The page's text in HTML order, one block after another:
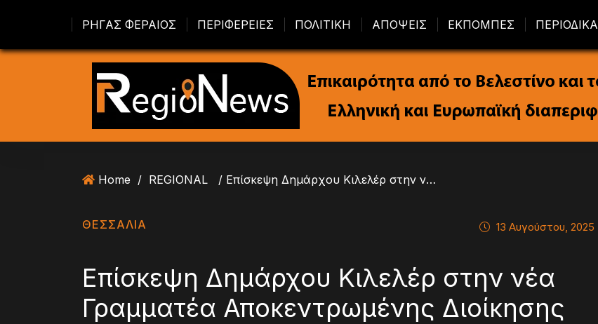
ΡΗΓΑΣ ΦΕΡΑΙΟΣ ΠΕΡΙΦΕΡΕΙΕΣ ΠΟΛΙΤΙΚΗ ΑΠΟΨΕΙΣ ΕΚΠΟΜΠΕΣ ΠΕΡΙΟΔΙΚΑ
Home / REGIONAL / Επίσκεψη Δημάρχου Κιλελέρ στην νέα Γραμματέα Αποκεντρωμένης Διοίκησης
ΘΕΣΣΑΛΙΑ 13 Αυγούστου, 2025
Επίσκεψη Δημάρχου Κιλελέρ στην νέα
Γραμματέα Αποκεντρωμένης Διοίκησης